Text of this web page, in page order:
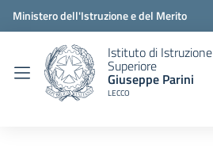
Ministero dell'Istruzione e del Merito
Istituto di Istruzione
Superiore
Giuseppe Parini
LECCO